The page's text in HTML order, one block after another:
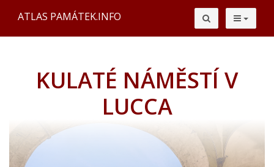
ATLAS PAMÁTEK.INFO
KULATÉ NÁMĚSTÍ V
LUCCA